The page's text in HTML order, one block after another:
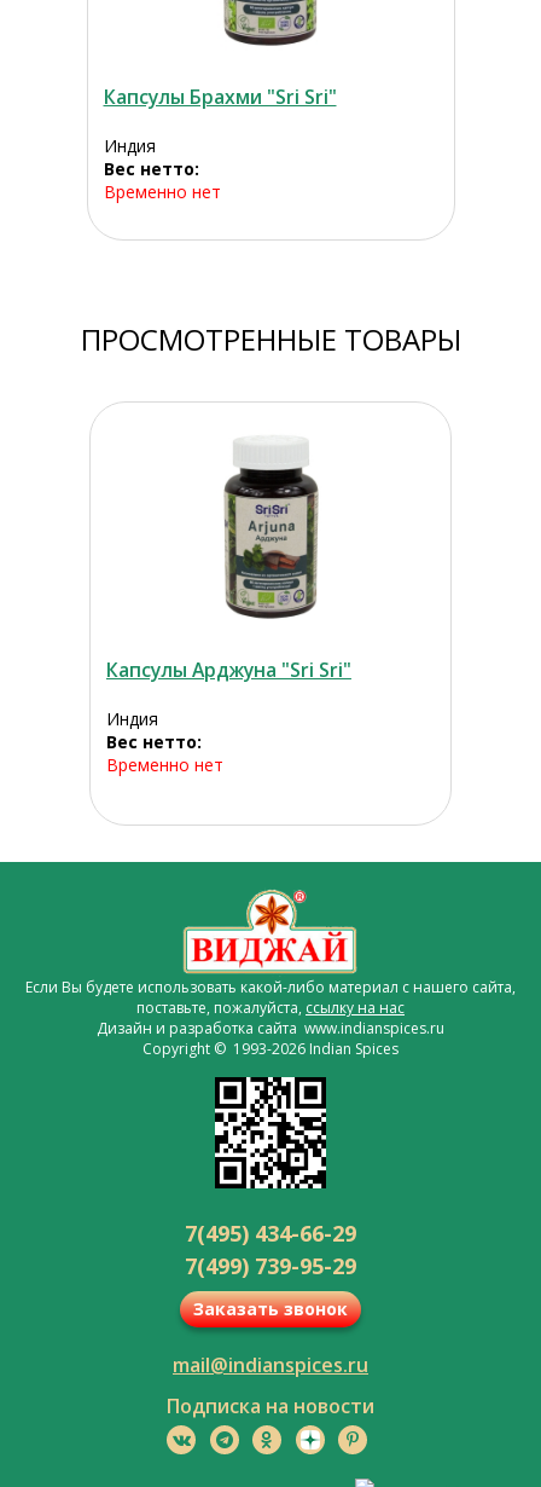
Капсулы Брахми "Sri Sri"
Индия
Вес нетто:
Временно нет
ПРОСМОТРЕННЫЕ ТОВАРЫ
Капсулы Арджуна "Sri Sri"
Индия
Вес нетто:
Временно нет
Если Вы будете использовать какой-либо материал с нашего сайта,
поставьте, пожалуйста, ссылку на нас
Дизайн и разработка сайта www.indianspices.ru
Copyright © 1993-2026 Indian Spices
7(495) 434-66-29
7(499) 739-95-29
Заказать звонок
mail@indianspices.ru
Подписка на новости